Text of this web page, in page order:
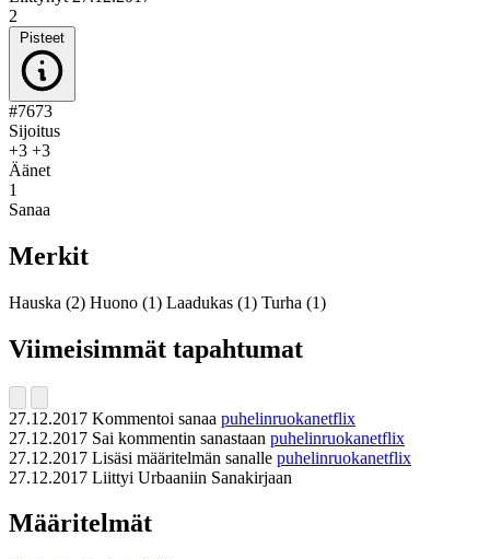
2
Pisteet
#7673
Sijoitus
+3 +3
Äänet
1
Sanaa
Merkit
Hauska (2) Huono (1) Laadukas (1) Turha (1)
Viimeisimmät tapahtumat
27.12.2017 Kommentoi sanaa puhelinruokanetflix
27.12.2017 Sai kommentin sanastaan puhelinruokanetflix
27.12.2017 Lisäsi määritelmän sanalle puhelinruokanetflix
27.12.2017 Liittyi Urbaaniin Sanakirjaan
Määritelmät